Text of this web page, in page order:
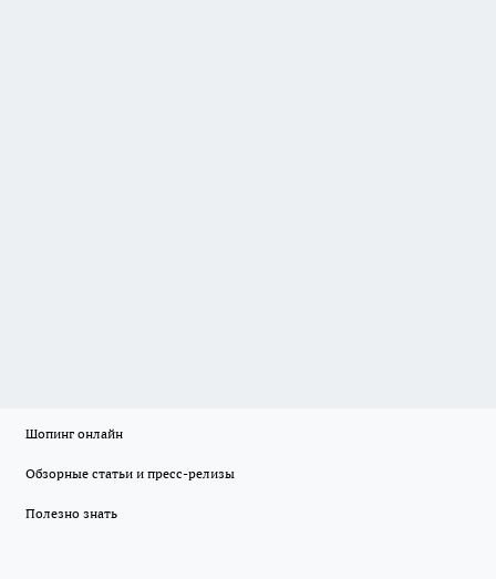
Шопинг онлайн
Обзорные статьи и пресс-релизы
Полезно знать